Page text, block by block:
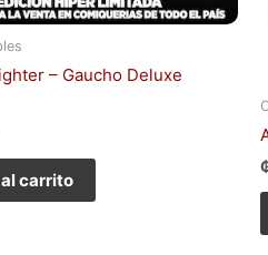
– Gaucho Deluxe
carrito